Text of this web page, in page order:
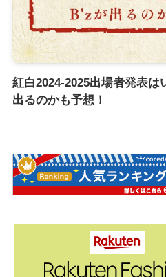
紅白2024-2025出場者発表は
出るのかも予想！